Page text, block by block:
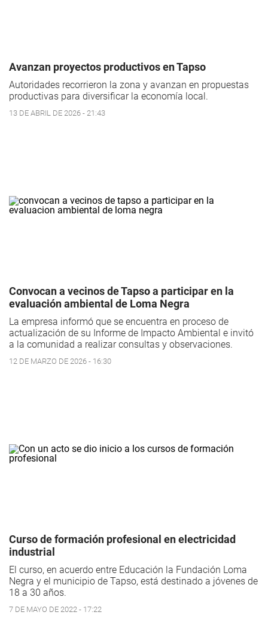
Avanzan proyectos productivos en Tapso
Autoridades recorrieron la zona y avanzan en propuestas
productivas para diversificar la economía local.
13 DE ABRIL DE 2026 - 21:43
Convocan a vecinos de Tapso a participar en la
evaluación ambiental de Loma Negra
La empresa informó que se encuentra en proceso de
actualización de su Informe de Impacto Ambiental e invitó
a la comunidad a realizar consultas y observaciones.
12 DE MARZO DE 2026 - 16:30
Curso de formación profesional en electricidad
industrial
El curso, en acuerdo entre Educación la Fundación Loma
Negra y el municipio de Tapso, está destinado a jóvenes de
18 a 30 años.
7 DE MAYO DE 2022 - 17:22